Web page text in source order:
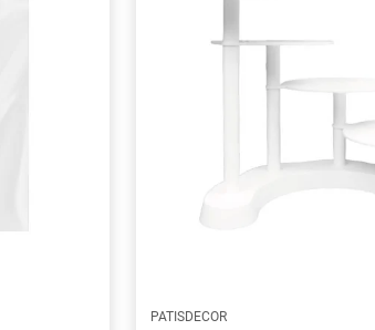
PATISDECOR